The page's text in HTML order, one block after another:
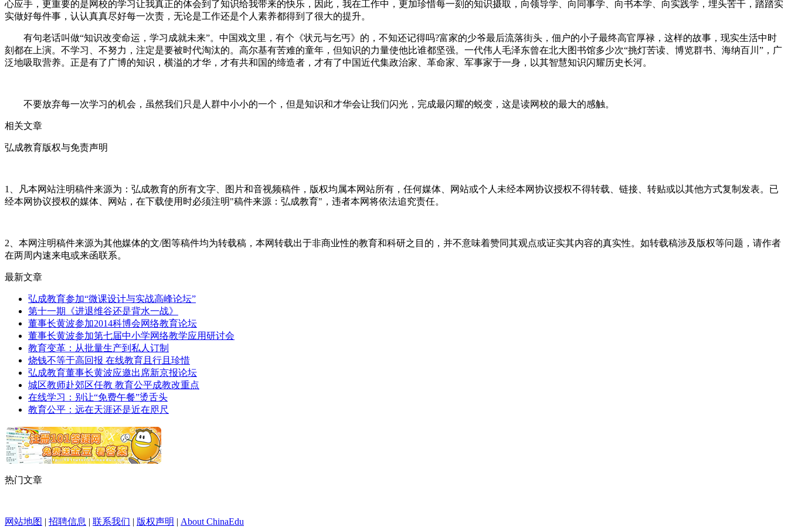
心应手，更重要的是网校的学习让我真正的体会到了知识给我带来的快乐，因此，我在工作中，更加珍惜每一刻的知识摄取，向领导学、向同事学、向书本学、向实践学，埋头苦干，踏踏实
实做好每件事，认认真真尽好每一次责，无论是工作还是个人素养都得到了很大的提升。
有句老话叫做“知识改变命运，学习成就未来”。中国戏文里，有个《状元与乞丐》的，不知还记得吗?富家的少爷最后流落街头，佃户的小子最终高官厚禄，这样的故事，现实生活中时
刻都在上演。不学习、不努力，注定是要被时代淘汰的。高尔基有苦难的童年，但知识的力量使他比谁都坚强。一代伟人毛泽东曾在北大图书馆多少次“挑灯苦读、博览群书、海纳百川”，广
泛地吸取营养。正是有了广博的知识，横溢的才华，才有共和国的缔造者，才有了中国近代集政治家、革命家、军事家于一身，以其智慧知识闪耀历史长河。
不要放弃每一次学习的机会，虽然我们只是人群中小小的一个，但是知识和才华会让我们闪光，完成最闪耀的蜕变，这是读网校的最大的感触。
相关文章
弘成教育版权与免责声明
1、凡本网站注明稿件来源为：弘成教育的所有文字、图片和音视频稿件，版权均属本网站所有，任何媒体、网站或个人未经本网协议授权不得转载、链接、转贴或以其他方式复制发表。已
经本网协议授权的媒体、网站，在下载使用时必须注明"稿件来源：弘成教育"，违者本网将依法追究责任。
2、本网注明稿件来源为其他媒体的文/图等稿件均为转载稿，本网转载出于非商业性的教育和科研之目的，并不意味着赞同其观点或证实其内容的真实性。如转载稿涉及版权等问题，请作者
在两周内速来电或来函联系。
最新文章
弘成教育参加“微课设计与实战高峰论坛”
第十一期《进退维谷还是背水一战》
董事长黄波参加2014科博会网络教育论坛
董事长黄波参加第七届中小学网络教学应用研讨会
教育变革：从批量生产到私人订制
烧钱不等于高回报 在线教育且行且珍惜
弘成教育董事长黄波应邀出席新京报论坛
城区教师赴郊区任教 教育公平成教改重点
在线学习：别让“免费午餐”烫舌头
教育公平：远在天涯还是近在咫尺
热门文章
网站地图 | 招聘信息 | 联系我们 | 版权声明 | About ChinaEdu